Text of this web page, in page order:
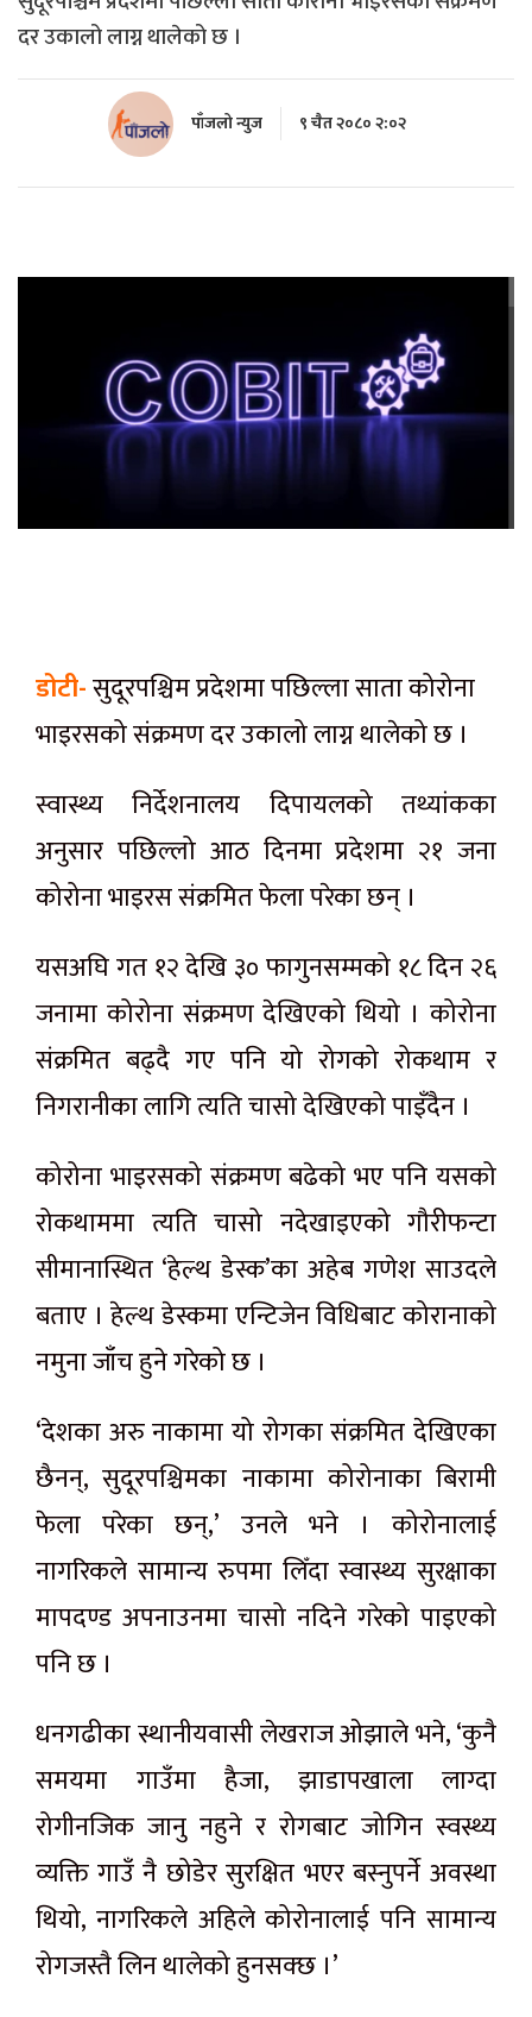
दर उकालो लाग्न थालेको छ ।
पाँजलो न्युज ९ चैत २०८० २:०२
डोटी-सुदूरपश्चिम प्रदेशमा पछिल्ला साता कोरोना
भाइरसको संक्रमण दर उकालो लाग्न थालेको छ ।
स्वास्थ्य निर्देशनालय दिपायलको तथ्यांकका
अनुसार पछिल्लो आठ दिनमा प्रदेशमा २१ जना
कोरोना भाइरस संक्रमित फेला परेका छन् ।
यसअघि गत १२ देखि ३० फागुनसम्मको १८ दिन २६
जनामा कोरोना संक्रमण देखिएको थियो । कोरोना
संक्रमित बढ्दै गए पनि यो रोगको रोकथाम र
निगरानीका लागि त्यति चासो देखिएको पाइँदैन ।
कोरोना भाइरसको संक्रमण बढेको भए पनि यसको
रोकथाममा त्यति चासो नदेखाइएको गौरीफन्टा
सीमानास्थित ‘हेल्थ डेस्क’का अहेब गणेश साउदले
बताए । हेल्थ डेस्कमा एन्टिजेन विधिबाट कोरानाको
नमुना जाँच हुने गरेको छ ।
‘देशका अरु नाकामा यो रोगका संक्रमित देखिएका
छैनन्, सुदूरपश्चिमका नाकामा कोरोनाका बिरामी
फेला परेका छन्,’ उनले भने । कोरोनालाई
नागरिकले सामान्य रुपमा लिँदा स्वास्थ्य सुरक्षाका
मापदण्ड अपनाउनमा चासो नदिने गरेको पाइएको
पनि छ ।
धनगढीका स्थानीयवासी लेखराज ओझाले भने, ‘कुनै
समयमा गाउँमा हैजा, झाडापखाला लाग्दा
रोगीनजिक जानु नहुने र रोगबाट जोगिन स्वस्थ्य
व्यक्ति गाउँ नै छोडेर सुरक्षित भएर बस्नुपर्ने अवस्था
थियो, नागरिकले अहिले कोरोनालाई पनि सामान्य
रोगजस्तै लिन थालेको हुनसक्छ ।’